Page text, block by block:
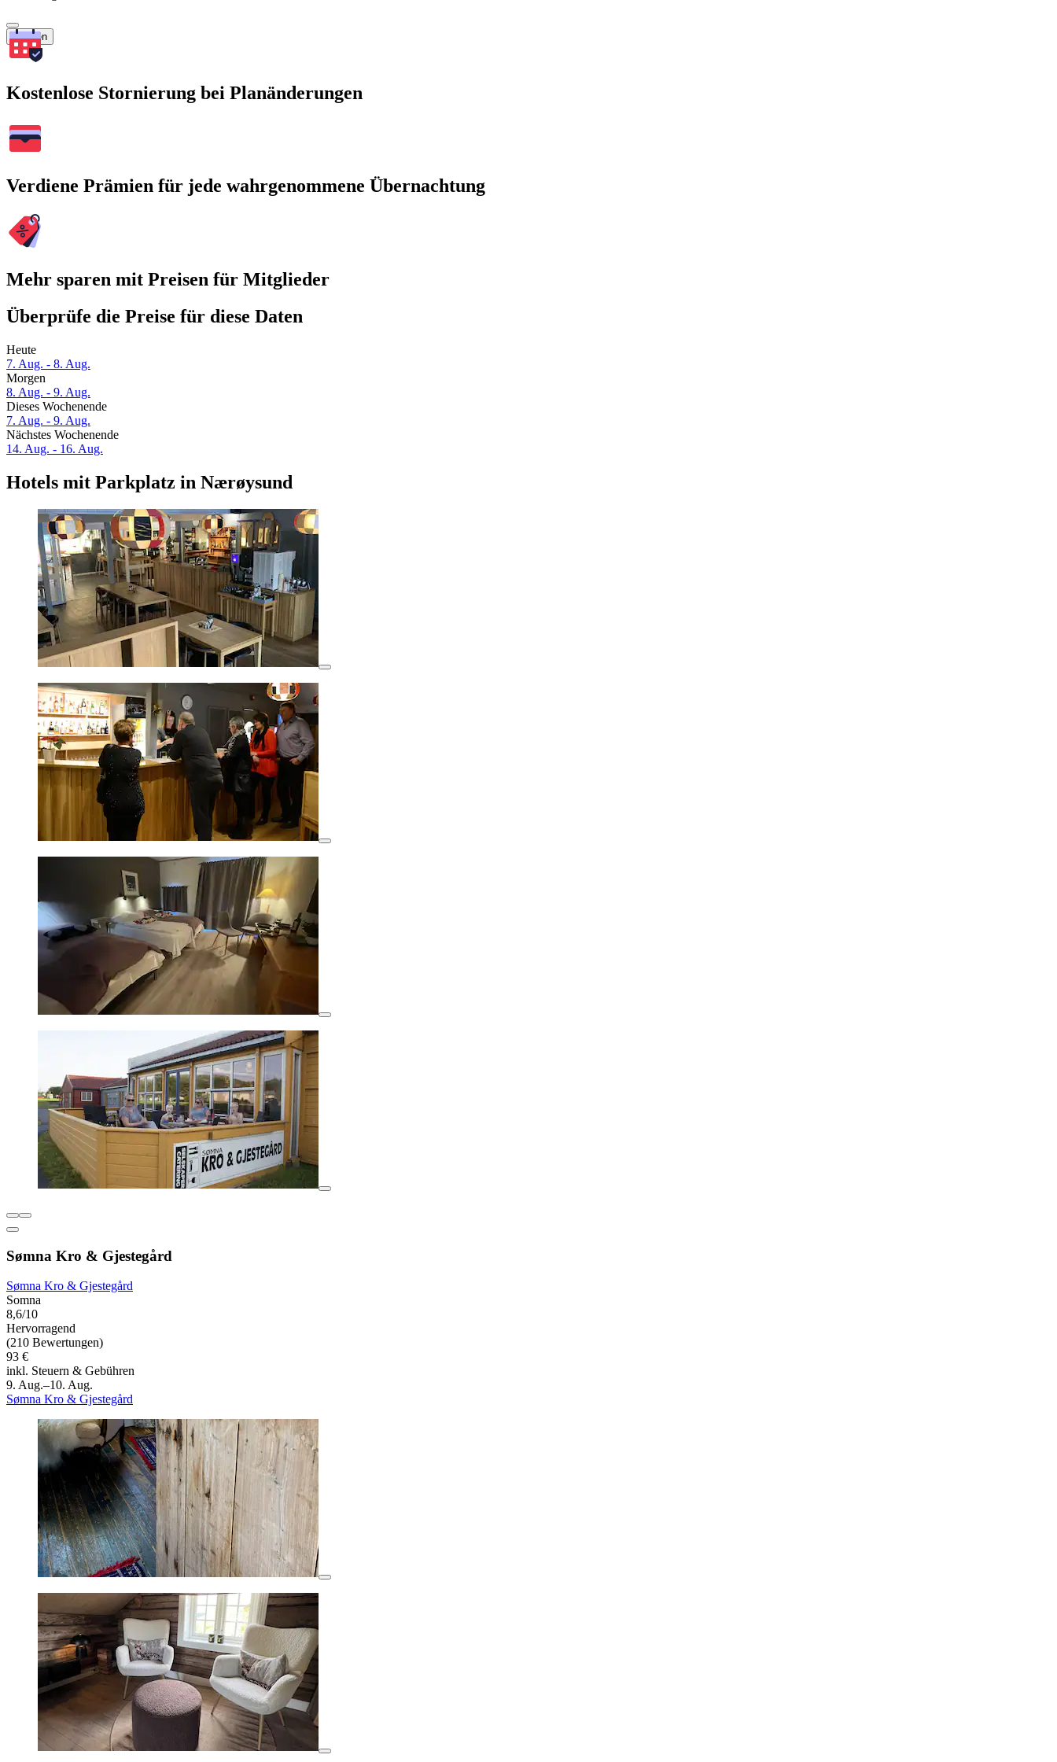
Suchen
Kostenlose Stornierung bei Planänderungen
Verdiene Prämien für jede wahrgenommene Übernachtung
Mehr sparen mit Preisen für Mitglieder
Überprüfe die Preise für diese Daten
Heute
7. Aug. - 8. Aug.
Morgen
8. Aug. - 9. Aug.
Dieses Wochenende
7. Aug. - 9. Aug.
Nächstes Wochenende
14. Aug. - 16. Aug.
Hotels mit Parkplatz in Nærøysund
Sømna Kro & Gjestegård
Sømna Kro & Gjestegård
Somna
8,6/10
Hervorragend
(210 Bewertungen)
93 €
inkl. Steuern & Gebühren
9. Aug.–10. Aug.
Sømna Kro & Gjestegård